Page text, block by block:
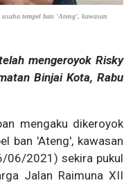
tempel ban 'Ateng', kawasan
mengeroyok Risky
Binjai Kota, Rabu
mengaku dikeroyok
ban 'Ateng', kawasan
06/2021) sekira pukul
Jalan Raimuna XII